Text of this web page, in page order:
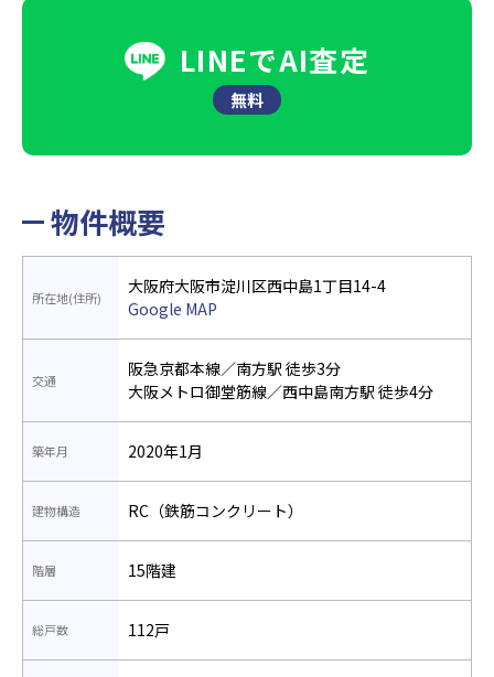
LINEでAI査定
無料
物件概要
所在地(住所)
大阪府大阪市淀川区西中島1丁目14-4
Google MAP
交通
阪急京都本線／南方駅 徒歩3分
大阪メトロ御堂筋線／西中島南方駅 徒歩4分
築年月 2020年1月
建物構造 RC（鉄筋コンクリート）
階層 15階建
総戸数 112戸